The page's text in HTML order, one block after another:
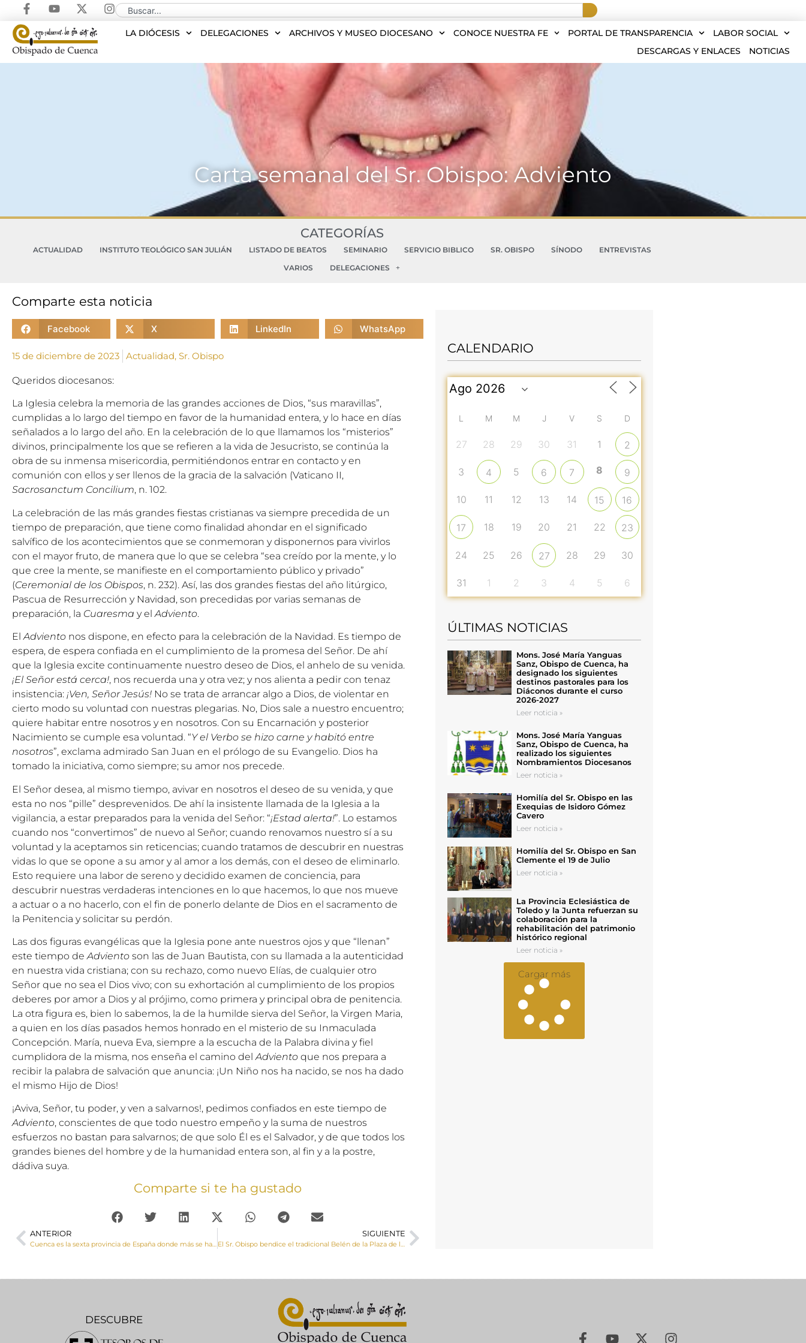
LA DIÓCESIS DELEGACIONES ARCHIVOS Y MUSEO DIOCESANO CONOCE NUESTRA FE PORTAL DE TRANSPARENCIA
LABOR SOCIAL
DESCARGAS Y ENLACES
NOTICIAS
Carta semanal del Sr. Obispo: Adviento
CATEGORÍAS
ACTUALIDAD INSTITUTO TEOLÓGICO SAN JULIÁN LISTADO DE BEATOS SEMINARIO SERVICIO BIBLICO SR. OBISPO SÍNODO
ENTREVISTAS
VARIOS
DELEGACIONES
Comparte esta noticia
Facebook X LinkedIn WhatsApp
15 de diciembre de 2023 Actualidad, Sr. Obispo
Queridos diocesanos:
La Iglesia celebra la memoria de las grandes acciones de Dios, “sus maravillas”,
cumplidas a lo largo del tiempo en favor de la humanidad entera, y lo hace en días
señalados a lo largo del año. En la celebración de lo que llamamos los “misterios”
divinos, principalmente los que se refieren a la vida de Jesucristo, se continúa la
obra de su inmensa misericordia, permitiéndonos entrar en contacto y en
comunión con ellos y ser llenos de la gracia de la salvación (Vaticano II,
Sacrosanctum Concilium, n. 102.
La celebración de las más grandes fiestas cristianas va siempre precedida de un
tiempo de preparación, que tiene como finalidad ahondar en el significado
salvífico de los acontecimientos que se conmemoran y disponernos para vivirlos
con el mayor fruto, de manera que lo que se celebra “sea creído por la mente, y lo
que cree la mente, se manifieste en el comportamiento público y privado”
(Ceremonial de los Obispos, n. 232). Así, las dos grandes fiestas del año litúrgico,
Pascua de Resurrección y Navidad, son precedidas por varias semanas de
preparación, la Cuaresma y el Adviento.
ElAdviento nos dispone, en efecto para la celebración de la Navidad. Es tiempo de
espera, de espera confiada en el cumplimiento de la promesa del Señor. De ahí
que la Iglesia excite continuamente nuestro deseo de Dios, el anhelo de su venida.
¡El Señor está cerca!, nos recuerda una y otra vez; y nos alienta a pedir con tenaz
insistencia: ¡Ven, Señor Jesús! No se trata de arrancar algo a Dios, de violentar en
cierto modo su voluntad con nuestras plegarias. No, Dios sale a nuestro encuentro;
quiere habitar entre nosotros y en nosotros. Con su Encarnación y posterior
Nacimiento se cumple esa voluntad. “Y el Verbo se hizo carne y habitó entre
nosotros”, exclama admirado San Juan en el prólogo de su Evangelio. Dios ha
tomado la iniciativa, como siempre; su amor nos precede.
El Señor desea, al mismo tiempo, avivar en nosotros el deseo de su venida, y que
esta no nos “pille” desprevenidos. De ahí la insistente llamada de la Iglesia a la
vigilancia, a estar preparados para la venida del Señor: “¡Estad alerta!”. Lo estamos
cuando nos “convertimos” de nuevo al Señor; cuando renovamos nuestro sí a su
voluntad y la aceptamos sin reticencias; cuando tratamos de descubrir en nuestras
vidas lo que se opone a su amor y al amor a los demás, con el deseo de eliminarlo.
Esto requiere una labor de sereno y decidido examen de conciencia, para
descubrir nuestras verdaderas intenciones en lo que hacemos, lo que nos mueve
a actuar o a no hacerlo, con el fin de ponerlo delante de Dios en el sacramento de
la Penitencia y solicitar su perdón.
Las dos figuras evangélicas que la Iglesia pone ante nuestros ojos y que “llenan”
este tiempo deAdviento son las de Juan Bautista, con su llamada a la autenticidad
en nuestra vida cristiana; con su rechazo, como nuevo Elías, de cualquier otro
Señor que no sea el Dios vivo; con su exhortación al cumplimiento de los propios
deberes por amor a Dios y al prójimo, como primera y principal obra de penitencia.
La otra figura es, bien lo sabemos, la de la humilde sierva del Señor, la Virgen Maria,
a quien en los días pasados hemos honrado en el misterio de su Inmaculada
Concepción. María, nueva Eva, siempre a la escucha de la Palabra divina y fiel
cumplidora de la misma, nos enseña el camino delAdviento que nos prepara a
recibir la palabra de salvación que anuncia: ¡Un Niño nos ha nacido, se nos ha dado
el mismo Hijo de Dios!
¡Aviva, Señor, tu poder, y ven a salvarnos!, pedimos confiados en este tiempo de
Adviento, conscientes de que todo nuestro empeño y la suma de nuestros
esfuerzos no bastan para salvarnos; de que solo Él es el Salvador, y de que todos los
grandes bienes del hombre y de la humanidad entera son, al fin y a la postre,
dádiva suya.
Comparte si te ha gustado
ANTERIOR
Cuenca es la sexta provincia de España donde más se ha incrementado el número de declaraciones de la Renta a favor de la Iglesia
SIGUIENTE
El Sr. Obispo bendice el tradicional Belén de la Plaza de la Hispanidad de Cuenca capital
CALENDARIO
L M M J V S D
27 28 29 30 31 1 2
3 4 5 6 7 8 9
10 11 12 13 14 15 16
17 18 19 20 21 22 23
24 25 26 27 28 29 30
31 1 2 3 4 5 6
ÚLTIMAS NOTICIAS
Mons. José María Yanguas
Sanz, Obispo de Cuenca, ha
designado los siguientes
destinos pastorales para los
Diáconos durante el curso
2026-2027
Leer noticia »
Mons. José María Yanguas
Sanz, Obispo de Cuenca, ha
realizado los siguientes
Nombramientos Diocesanos
Leer noticia »
Homilía del Sr. Obispo en las
Exequias de Isidoro Gómez
Cavero
Leer noticia »
Homilía del Sr. Obispo en San
Clemente el 19 de Julio
Leer noticia »
La Provincia Eclesiástica de
Toledo y la Junta refuerzan su
colaboración para la
rehabilitación del patrimonio
histórico regional
Leer noticia »
Cargar más
DESCUBRE